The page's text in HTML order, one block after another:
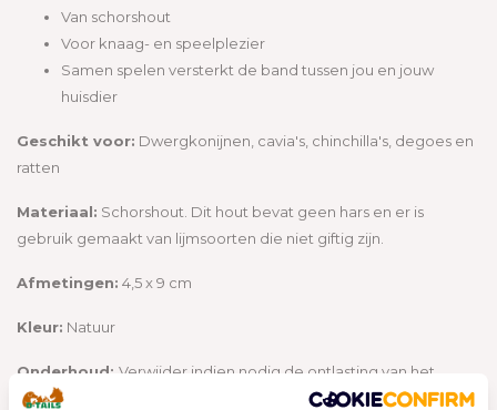
Van schorshout
Voor knaag- en speelplezier
Samen spelen versterkt de band tussen jou en jouw
huisdier
Geschikt voor: Dwergkonijnen, cavia's, chinchilla's, degoes en
ratten
Materiaal: Schorshout. Dit hout bevat geen hars en er is
gebruik gemaakt van lijmsoorten die niet giftig zijn.
Afmetingen: 4,5 x 9 cm
Kleur: Natuur
Onderhoud: Verwijder indien nodig de ontlasting van het
speelgoed.